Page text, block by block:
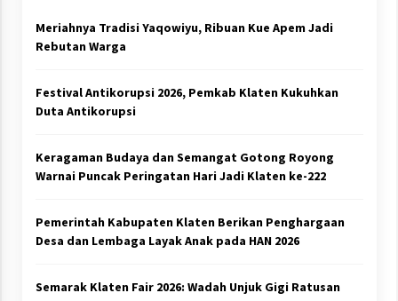
Meriahnya Tradisi Yaqowiyu, Ribuan Kue Apem Jadi
Rebutan Warga
Festival Antikorupsi 2026, Pemkab Klaten Kukuhkan
Duta Antikorupsi
Keragaman Budaya dan Semangat Gotong Royong
Warnai Puncak Peringatan Hari Jadi Klaten ke-222
Pemerintah Kabupaten Klaten Berikan Penghargaan
Desa dan Lembaga Layak Anak pada HAN 2026
Semarak Klaten Fair 2026: Wadah Unjuk Gigi Ratusan